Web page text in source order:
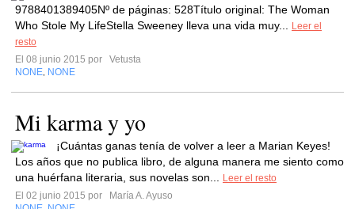
9788401389405Nº de páginas: 528Título original: The Woman
Who Stole My LifeStella Sweeney lleva una vida muy...
Leer el
resto
El 08 junio 2015 por
Vetusta
NONE NONE
Mi karma y yo
¡Cuántas ganas tenía de volver a leer a Marian Keyes!
Los años que no publica libro, de alguna manera me siento como
una huérfana literaria, sus novelas son...
Leer el resto
El 02 junio 2015 por
María A. Ayuso